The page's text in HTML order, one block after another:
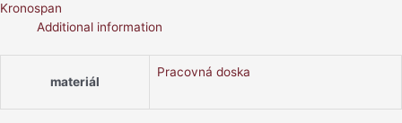
Kronospan
Additional information
materiál
Pracovná doska